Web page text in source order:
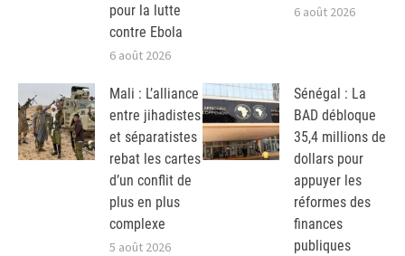
pour la lutte
contre Ebola
6 août 2026
6 août 2026
Mali : L’alliance
entre jihadistes
et séparatistes
rebat les cartes
d’un conflit de
plus en plus
complexe
5 août 2026
Sénégal : La
BAD débloque
35,4 millions de
dollars pour
appuyer les
réformes des
finances
publiques